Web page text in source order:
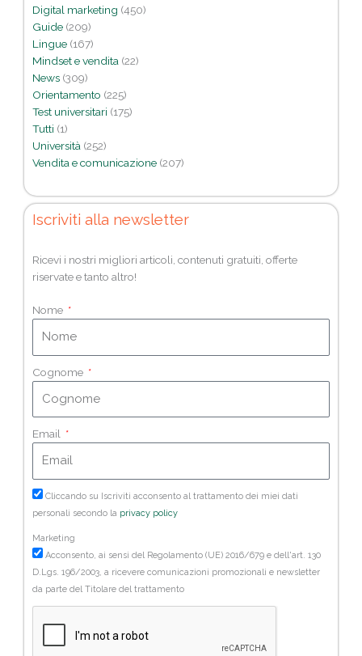
Digital marketing (450)
Guide (209)
Lingue (167)
Mindset e vendita (22)
News (309)
Orientamento (225)
Test universitari (175)
Tutti (1)
Università (252)
Vendita e comunicazione (207)
Iscriviti alla newsletter
Ricevi i nostri migliori articoli, contenuti gratuiti, offerte
riservate e tanto altro!
Nome
Cognome
Email
Cliccando su Iscriviti acconsento al trattamento dei miei dati
personali secondo la privacy policy
Marketing
Acconsento, ai sensi del Regolamento (UE) 2016/679 e dell'art. 130
D.Lgs. 196/2003, a ricevere comunicazioni promozionali e newsletter
da parte del Titolare del trattamento